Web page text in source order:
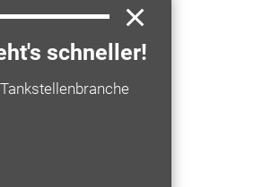
schneller!
LNG-Station von